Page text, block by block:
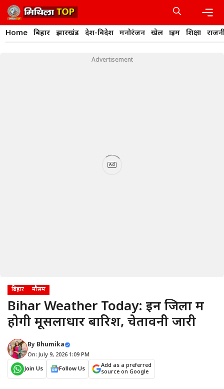
Skip
to
content
Home बिहार झारखंड देश-विदेश मनोरंजन खेल क्राइम शिक्षा
Advertisement
Ad
बिहार मौसम
Bihar Weather Today: इन जिलों में
होगी मूसलाधार बारिश, चेतावनी जारी
By Bhumika
On: July 9, 2026 1:09 PM
Join Us
Follow Us
Add as a preferred
source on Google